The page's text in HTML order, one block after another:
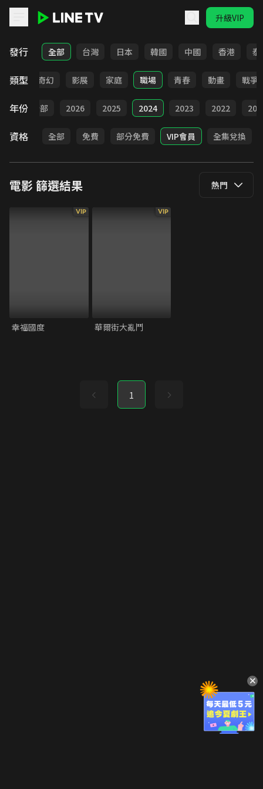
升級VIP
LINE TV - 電影
發行 全部 台灣 日本 韓國 中國 香港 泰
類型
懸疑 奇幻 影展 家庭 職場 青春 動畫 戰爭
年份 全部 2026 2025 2024 2023 2022
資格 全部 免費 部分免費 VIP會員 全集兌換
電影篩選結果 熱門
VIP
幸福國度
VIP
華爾街大亂鬥
1